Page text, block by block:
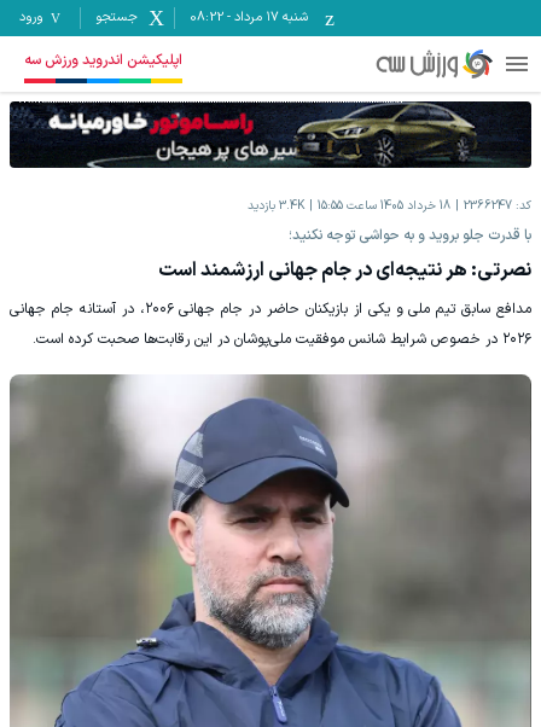
شنبه ۱۷ مرداد -
08:22 جستجو ورود
اپلیکیشن اندروید ورزش سه
کد: 2366247 18 خرداد 1405 ساعت 15:55 3.4K بازدید
با قدرت جلو بروید و به حواشی توجه نکنید؛
نصرتی: هر نتیجه‌ای در جام جهانی ارزشمند است
مدافع سابق تیم ملی و یکی از بازیکنان حاضر در جام جهانی ۲۰۰۶، در آستانه جام جهانی
۲۰۲۶ در خصوص شرایط شانس موفقیت ملی‌پوشان در این رقابت‌ها صحبت کرده است.